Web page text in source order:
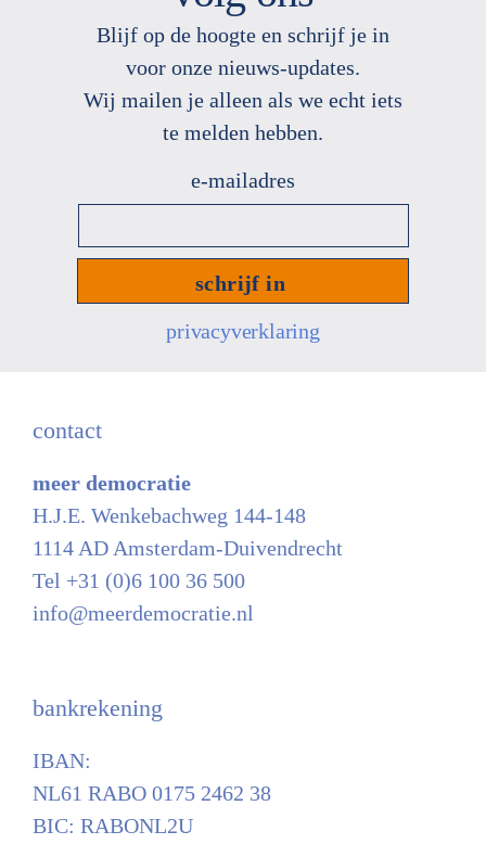
Blijf op de hoogte en schrijf je in
voor onze nieuws-updates.
Wij mailen je alleen als we echt iets
te melden hebben.
mailadres
privacyverklaring
contact
meer democratie
H.J.E. Wenkebachweg 144-148
1114 AD Amsterdam-Duivendrecht
Tel +31 (0)6 100 36 500
info@meerdemocratie.nl
bankrekening
IBAN:
NL61 RABO 0175 2462 38
BIC: RABONL2U